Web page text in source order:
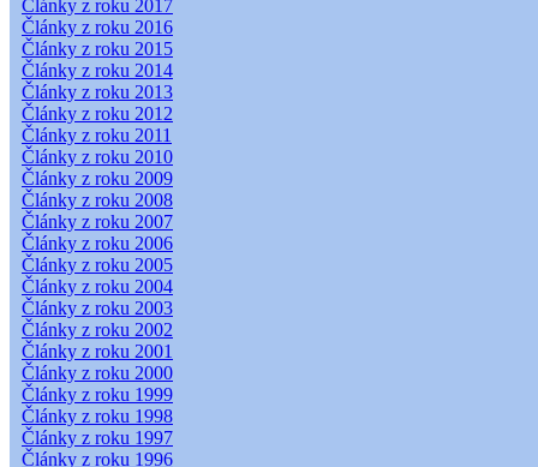
Články z roku 2017
Články z roku 2016
Články z roku 2015
Články z roku 2014
Články z roku 2013
Články z roku 2012
Články z roku 2011
Články z roku 2010
Články z roku 2009
Články z roku 2008
Články z roku 2007
Články z roku 2006
Články z roku 2005
Články z roku 2004
Články z roku 2003
Články z roku 2002
Články z roku 2001
Články z roku 2000
Články z roku 1999
Články z roku 1998
Články z roku 1997
Články z roku 1996